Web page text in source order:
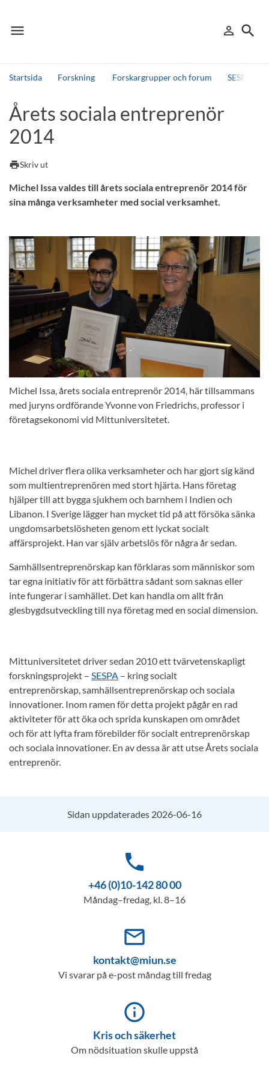
menu
Meny person_outline
Logga in
search
Sök
Startsida Forskning Forskargrupper och forum SESPA
Andra söktjänster
Detta är vår testmiljö - endast testdata
Årets sociala entreprenör
2014
printSkriv ut
Michel Issa valdes till årets sociala entreprenör 2014 för
sina många verksamheter med social verksamhet.
Michel Issa, årets sociala entreprenör 2014, här tillsammans
med juryns ordförande Yvonne von Friedrichs, professor i
företagsekonomi vid Mittuniversitetet.
Michel driver flera olika verksamheter och har gjort sig känd
som multientreprenören med stort hjärta. Hans företag
hjälper till att bygga sjukhem och barnhem i Indien och
Libanon. I Sverige lägger han mycket tid på att försöka sänka
ungdomsarbetslösheten genom ett lyckat socialt
affärsprojekt. Han var själv arbetslös för några år sedan.
Samhällsentreprenörskap kan förklaras som människor som
tar egna initiativ för att förbättra sådant som saknas eller
inte fungerar i samhället. Det kan handla om allt från
glesbygdsutveckling till nya företag med en social dimension.
Mittuniversitetet driver sedan 2010 ett tvärvetenskapligt
forskningsprojekt – SESPA – kring socialt
entreprenörskap, samhällsentreprenörskap och sociala
innovationer. Inom ramen för detta projekt pågår en rad
aktiviteter för att öka och sprida kunskapen om området
och för att lyfta fram förebilder för socialt entreprenörskap
och sociala innovationer. En av dessa är att utse Årets sociala
entreprenör.
Sidan uppdaterades 2026-06-16
phone
+46 (0)10-142 80 00
Måndag–fredag, kl. 8–16
mail_outline
kontakt@miun.se
Vi svarar på e-post måndag till fredag
info_outline
Kris och säkerhet
Om nödsituation skulle uppstå